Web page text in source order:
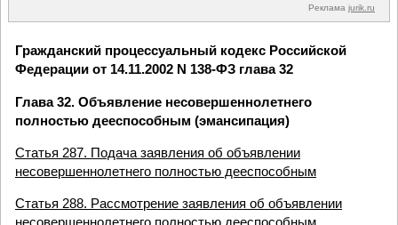
Реклама jurik.ru
Гражданский процессуальный кодекс Российской
Федерации от 14.11.2002 N 138-ФЗ глава 32
Глава 32. Объявление несовершеннолетнего
полностью дееспособным (эмансипация)
Статья 287. Подача заявления об объявлении
несовершеннолетнего полностью дееспособным
Статья 288. Рассмотрение заявления об объявлении
несовершеннолетнего полностью дееспособным